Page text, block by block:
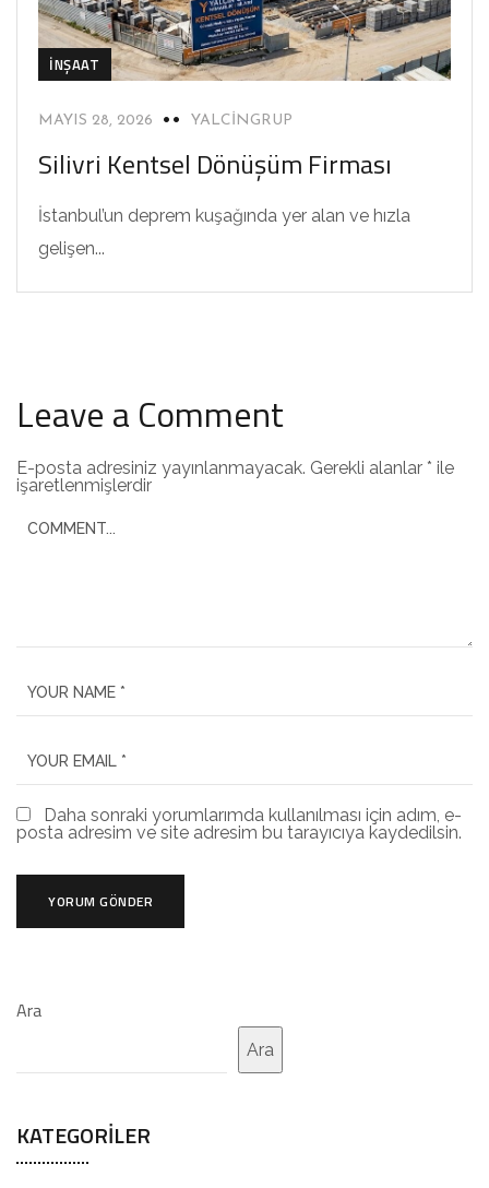
İNŞAAT
MAYIS 28, 2026 YALCINGRUP
Silivri Kentsel Dönüşüm Firması
İstanbul’un deprem kuşağında yer alan ve hızla
gelişen...
Leave a Comment
E-posta adresiniz yayınlanmayacak. Gerekli alanlar * ile
işaretlenmişlerdir
Daha sonraki yorumlarımda kullanılması için adım, e-
posta adresim ve site adresim bu tarayıcıya kaydedilsin.
Ara
Ara
KATEGORILER